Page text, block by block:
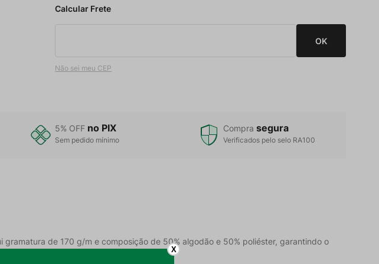
Não sei meu CEP
5% OFF no PIX
Sem pedido mínimo
Compra segura
Verificados pelo selo RA100
de 170 g/m e composição de 50% algodão e 50% poliéster, garantindo o
X